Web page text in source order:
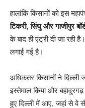
हालांकि किसानों को इस
टिकरी, सिंघु और गाजीपुर
के बाद ही एंट्री दी जा रही
लगाई गई है।
अधिकतर किसानों ने
इस्तेमाल किया और
हुए दिल्ली में आए, जहां से वे